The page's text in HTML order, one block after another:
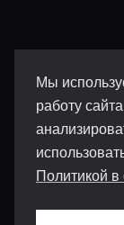
Мы
работу
Политикой